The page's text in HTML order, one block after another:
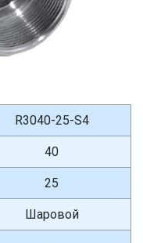
R3040-25-S4
40
25
Шаровой